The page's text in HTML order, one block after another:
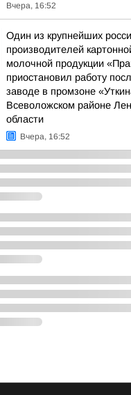
Вчера, 16:52
Один из крупнейших
производителей
молочной продукции
приостановил работу
заводе в промзоне
Всеволожском районе
области
Вчера, 16:52